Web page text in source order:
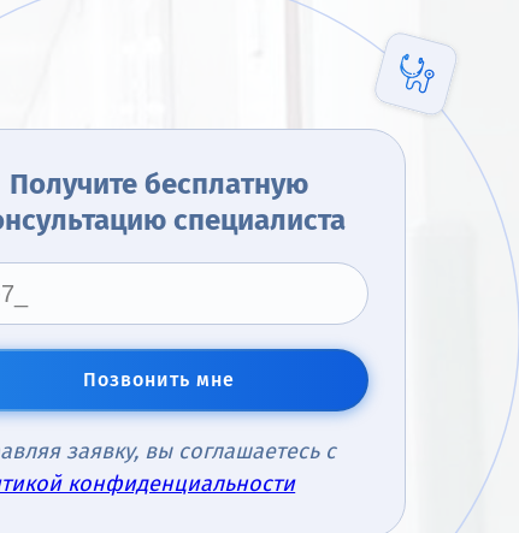
Получите бесплатную
специалиста
Позвонить мне
заявку, вы соглашаетесь с
конфиденциальности